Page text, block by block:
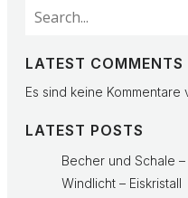
LATEST COMMENTS
Es sind keine Kommentare
LATEST POSTS
Becher und Schale
Windlicht – Eiskristall